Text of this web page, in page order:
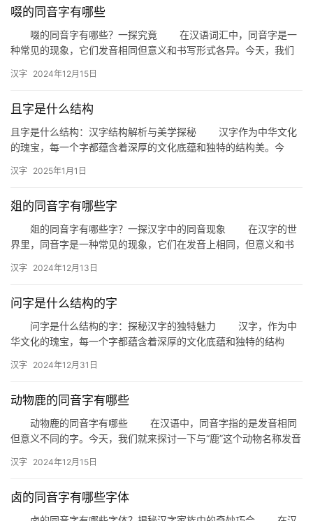
啜的同音字有哪些
啜的同音字有哪些？一探究竟 在汉语词汇中，同音字是一
种常见的现象，它们发音相同但意义和书写形式各异。今天，我们
区…
汉字 2024年12月15日
且字是什么结构
且字是什么结构：汉字结构解析与美学探秘 汉字作为中华文化
的瑰宝，每一个字都蕴含着深厚的文化底蕴和独特的结构美。今
感…
汉字 2025年1月1日
爼的同音字有哪些字
爼的同音字有哪些字？一探汉字中的同音现象 在汉字的世
界里，同音字是一种常见的现象，它们在发音上相同，但意义和书
这…
汉字 2024年12月13日
问字是什么结构的字
问字是什么结构的字：探秘汉字的独特魅力 汉字，作为中
华文化的瑰宝，每一个字都蕴含着深厚的文化底蕴和独特的结构
字？…
汉字 2024年12月31日
动物鹿的同音字有哪些
动物鹿的同音字有哪些 在汉语中，同音字指的是发音相同
但意义不同的字。今天，我们就来探讨一下与“鹿”这个动物名称发音
汉字 2024年12月15日
卤的同音字有哪些字体